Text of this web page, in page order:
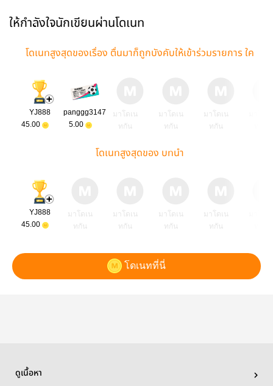
ให้กำลังใจนักเขียนผ่านโดเนท
โดเนทสูงสุดของเรื่อง ตื่นมาก็ถูกบังคับให้เข้าร่วมรายการ ใค
YJ888
45.00
panggg3147
5.00
มาโดเน
ทกัน
มาโดเน
ทกัน
มาโดเน
ทกัน
โดเนทสูงสุดของ บทนำ
YJ888
45.00
มาโดเน
ทกัน
มาโดเน
ทกัน
มาโดเน
ทกัน
มาโดเน
ทกัน
โดเนทที่นี่
ดูเนื้อหา